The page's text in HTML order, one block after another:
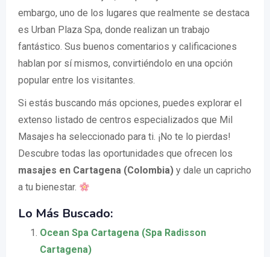
embargo, uno de los lugares que realmente se destaca
es Urban Plaza Spa, donde realizan un trabajo
fantástico. Sus buenos comentarios y calificaciones
hablan por sí mismos, convirtiéndolo en una opción
popular entre los visitantes.
Si estás buscando más opciones, puedes explorar el
extenso listado de centros especializados que Mil
Masajes ha seleccionado para ti. ¡No te lo pierdas!
Descubre todas las oportunidades que ofrecen los
masajes en Cartagena (Colombia) y dale un capricho
a tu bienestar.
Lo Más Buscado:
Ocean Spa Cartagena (Spa Radisson
Cartagena)